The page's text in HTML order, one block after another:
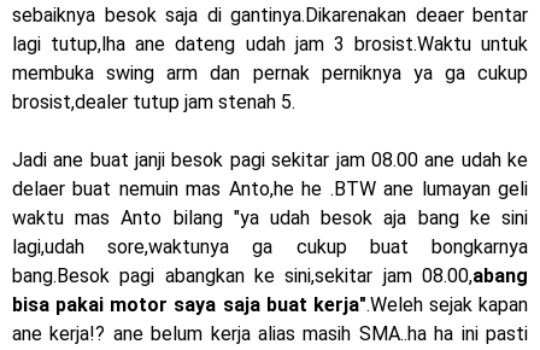
sebaiknya besok saja di gantinya.Dikarenakan deaer bentar
lagi tutup,lha ane dateng udah jam 3 brosist.Waktu untuk
membuka swing arm dan pernak perniknya ya ga cukup
brosist,dealer tutup jam stenah 5.
Jadi ane buat janji besok pagi sekitar jam 08.00 ane udah ke
delaer buat nemuin mas Anto,he he .BTW ane lumayan geli
waktu mas Anto bilang "ya udah besok aja bang ke sini
lagi,udah sore,waktunya ga cukup buat bongkarnya
bang.Besok pagi abangkan ke sini,sekitar jam 08.00,abang
bisa pakai motor saya saja buat kerja".Weleh sejak kapan
ane kerja!? ane belum kerja alias masih SMA..ha ha ini pasti